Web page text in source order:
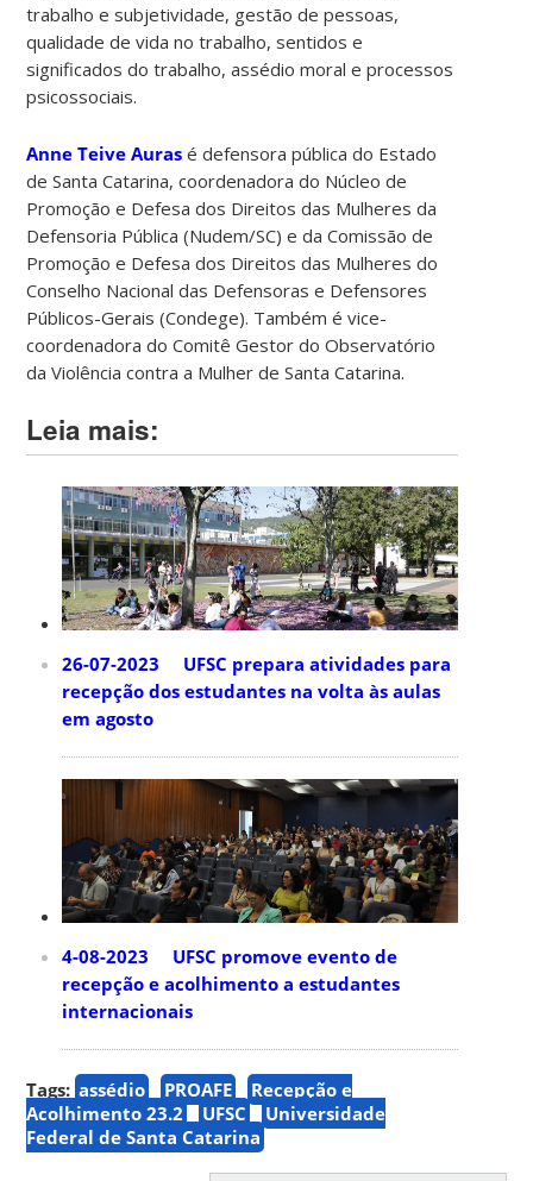
trabalho e subjetividade, gestão de pessoas,
qualidade de vida no trabalho, sentidos e
significados do trabalho, assédio moral e processos
psicossociais.
Anne Teive Auras é defensora pública do Estado
de Santa Catarina, coordenadora do Núcleo de
Promoção e Defesa dos Direitos das Mulheres da
Defensoria Pública (Nudem/SC) e da Comissão de
Promoção e Defesa dos Direitos das Mulheres do
Conselho Nacional das Defensoras e Defensores
Públicos-Gerais (Condege). Também é vice-
coordenadora do Comitê Gestor do Observatório
da Violência contra a Mulher de Santa Catarina.
Leia mais:
26-07-2023 UFSC prepara atividades para
recepção dos estudantes na volta às aulas
em agosto
4-08-2023 UFSC promove evento de
recepção e acolhimento a estudantes
internacionais
Tags: assédio PROAFE
Recepção e
Acolhimento 23.2
UFSC
Universidade
Federal de Santa Catarina